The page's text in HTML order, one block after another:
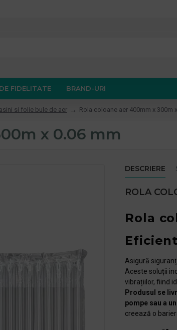
FIDELITATE BRAND-URI
si folie bule de aer Rola coloane aer 400mm x 300m
x 0.06 mm
DESCRIERE
ROLA
Rola
Asigură
Aceste soluții
vibrațiilor, fiind
Produsul se
pompe sau a
creează o